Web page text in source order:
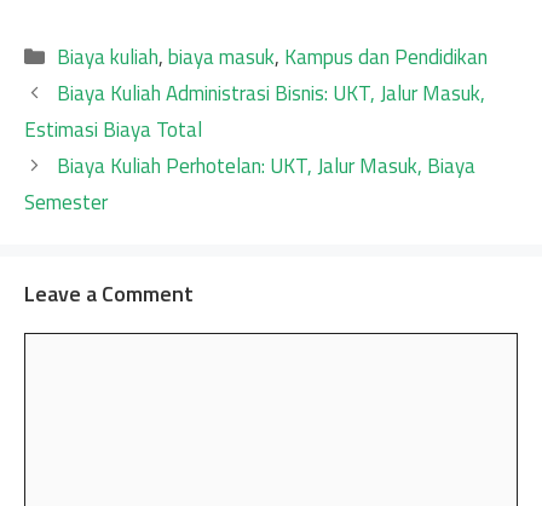
Categories
Biaya kuliah,biaya masuk, Kampus dan Pendidikan
Biaya Kuliah Administrasi Bisnis: UKT, Jalur Masuk,
Estimasi Biaya Total
Biaya Kuliah Perhotelan: UKT, Jalur Masuk, Biaya
Semester
Leave a Comment